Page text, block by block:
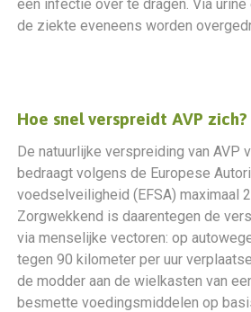
een infectie over te dragen. Via
de ziekte eveneens worden
Hoe snel verspreidt AVP zich?
De natuurlijke verspreiding van AVP
bedraagt volgens de Europese
voedselveiligheid (EFSA) maximaal
Zorgwekkend is daarentegen de
via menselijke vectoren: op
tegen 90 kilometer per uur
de modder aan de wielkasten van
besmette voedingsmiddelen op